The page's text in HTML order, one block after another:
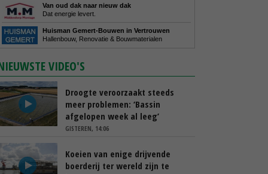
Van oud dak naar nieuw dak
Dat energie levert.
Huisman Gemert-Bouwen in Vertrouwen
Hallenbouw, Renovatie & Bouwmaterialen
VIDEO'S
Droogte veroorzaakt steeds
meer problemen: ‘Bassin
afgelopen week al leeg’
GISTEREN, 14:06
Koeien van enige drijvende
boerderij ter wereld zijn te